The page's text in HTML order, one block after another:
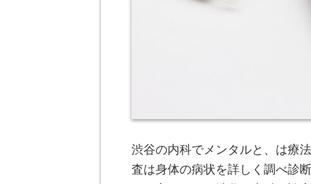
渋谷の内科でメンタルと、は療
査は身体の病状を詳しく調べ診